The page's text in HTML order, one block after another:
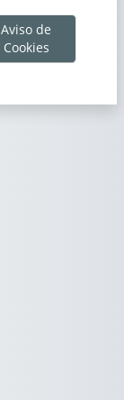
Aviso de
Cookies